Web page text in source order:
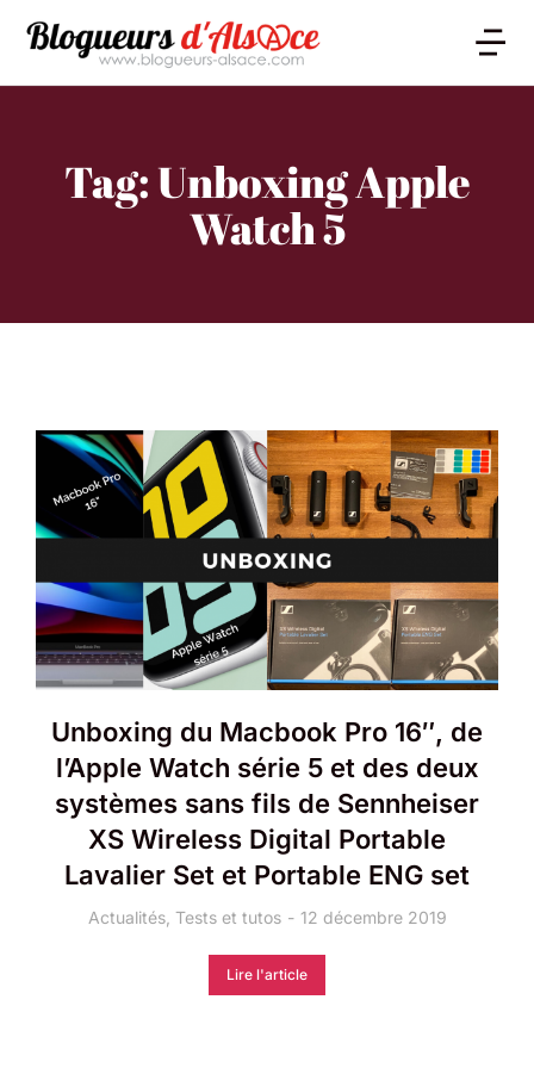
Tag: Unboxing Apple
Watch 5
Unboxing du Macbook Pro 16″, de
l’Apple Watch série 5 et des deux
systèmes sans fils de Sennheiser
XS Wireless Digital Portable
Lavalier Set et Portable ENG set
Actualités, Tests et tutos 12 décembre 2019
Lire l'article